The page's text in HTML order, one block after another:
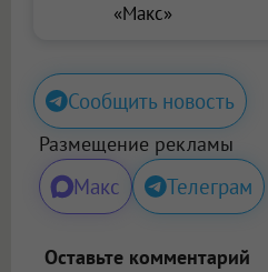
«Макс»
Сообщить новость
Размещение рекламы
Макс Телеграм
Оставьте комментарий